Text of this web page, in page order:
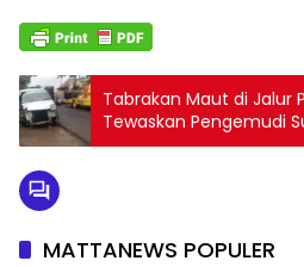
Tabrakan Maut di Jalur
Tewaskan Pengemudi
MATTANEWS POPULER